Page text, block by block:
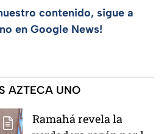
contenido, sigue a
en Google News!
AZTECA UNO
Ramahá revela la